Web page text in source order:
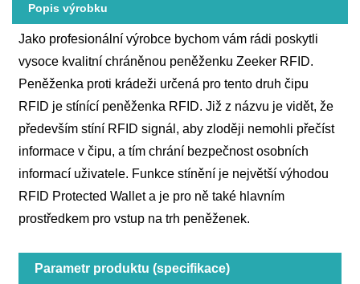
Popis výrobku
Jako profesionální výrobce bychom vám rádi poskytli
vysoce kvalitní chráněnou peněženku Zeeker RFID.
Peněženka proti krádeži určená pro tento druh čipu
RFID je stínící peněženka RFID. Již z názvu je vidět, že
především stíní RFID signál, aby zloději nemohli přečíst
informace v čipu, a tím chrání bezpečnost osobních
informací uživatele. Funkce stínění je největší výhodou
RFID Protected Wallet a je pro ně také hlavním
prostředkem pro vstup na trh peněženek.
Parametr produktu (specifikace)